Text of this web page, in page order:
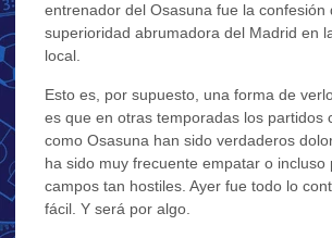
entrenador del Osasuna fue la confesión
superioridad abrumadora del Madrid en
local.
Esto es, por supuesto, una forma de
es que en otras temporadas los partidos
como Osasuna han sido verdaderos
ha sido muy frecuente empatar o incluso
campos tan hostiles. Ayer fue todo lo
fácil. Y será por algo.